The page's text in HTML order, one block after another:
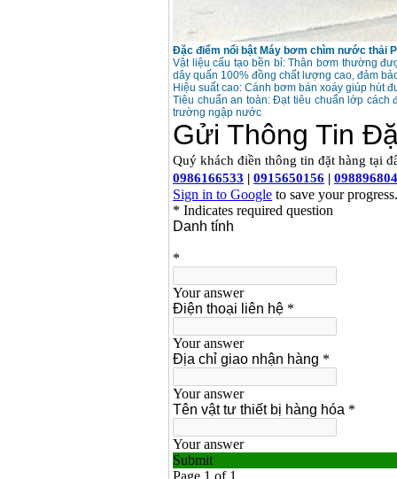
Đặc điểm nổi bật Máy bơm chìm nước thải
Vật liệu cấu tạo bền bỉ: Thân bơm thường
dây quấn 100% đồng chất lượng cao, đảm
Hiệu suất cao: Cánh bơm bán xoáy giúp hút
Tiêu chuẩn an toàn: Đạt tiêu chuẩn lớp cách
trường ngập nước